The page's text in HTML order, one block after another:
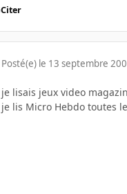
Citer
Posté(e) le 13 septembre
je lisais jeux video
je lis Micro Hebdo toutes